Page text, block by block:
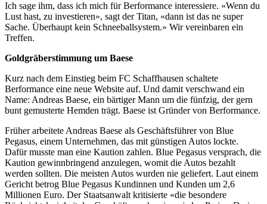
Ich sage ihm, dass ich mich für Berformance interessiere. «Wenn du
Lust hast, zu investieren», sagt der Titan, «dann ist das ne super
Sache. Überhaupt kein Schneeballsystem.» Wir vereinbaren ein
Treffen.
Goldgräberstimmung um Baese
Kurz nach dem Einstieg beim FC Schaffhausen schaltete
Berformance eine neue Website auf. Und damit verschwand ein
Name: Andreas Baese, ein bärtiger Mann um die fünfzig, der gern
bunt gemusterte Hemden trägt. Baese ist Gründer von Berformance.
Früher arbeitete Andreas Baese als Geschäftsführer von Blue
Pegasus, einem Unternehmen, das mit günstigen Autos lockte.
Dafür musste man eine Kaution zahlen. Blue Pegasus versprach, die
Kaution gewinnbringend anzulegen, womit die Autos bezahlt
werden sollten. Die meisten Autos wurden nie geliefert. Laut einem
Gericht betrog Blue Pegasus Kundinnen und Kunden um 2,6
Millionen Euro. Der Staatsanwalt kritisierte «die besondere